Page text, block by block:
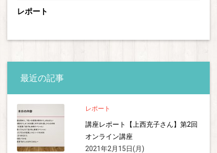
レポート
最近の記事
レポート
講座レポート【上西充子さん】第2回
オンライン講座
2021年2月15日(月)